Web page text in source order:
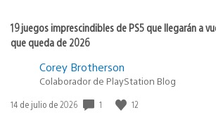
19 juegos imprescindibles de PS5 que llegarán a
que queda de 2026
Corey Brotherson
Colaborador de PlayStation Blog
Fecha
14 de julio de 2026 1 12